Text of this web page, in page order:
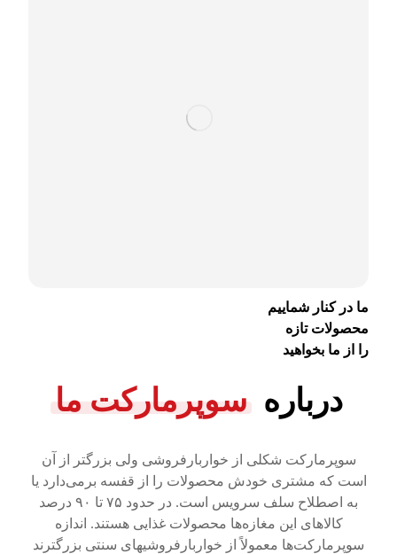
ما در کنار شماییم
محصولات تازه
را از ما بخواهید
درباره سوپرمارکت ما
سوپرمارکت شکلی از خواربارفروشی ولی بزرگتر از آن
است که مشتری خودش محصولات را از قفسه برمی‌دارد یا
به اصطلاح سلف سرویس است. در حدود ۷۵ تا ۹۰ درصد
کالاهای این مغازه‌ها محصولات غذایی هستند. اندازه
سوپرمارکت‌ها معمولاً از خواربارفروشیهای سنتی بزرگترند